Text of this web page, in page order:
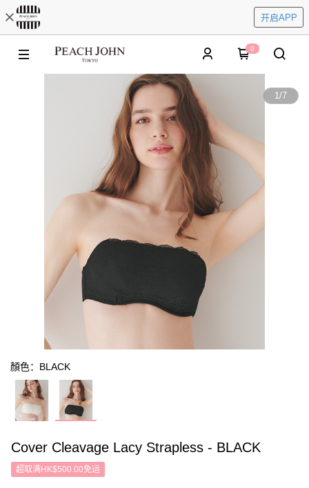
开启APP
0
1/7
顏色：BLACK
Cover Cleavage Lacy Strapless - BLACK
超取满HK$500.00免运